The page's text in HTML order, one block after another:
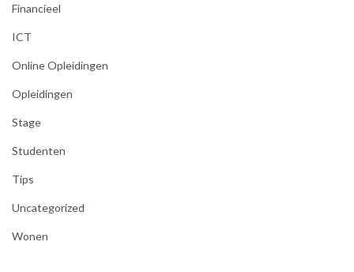
Financieel
ICT
Online Opleidingen
Opleidingen
Stage
Studenten
Tips
Uncategorized
Wonen